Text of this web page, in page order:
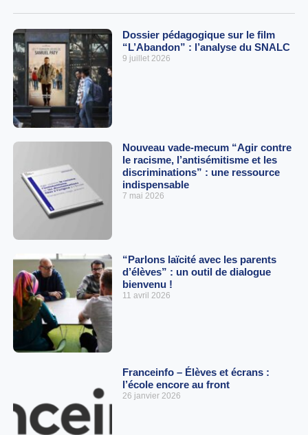
Dossier pédagogique sur le film
“L’Abandon” : l’analyse du SNALC
9 juillet 2026
Nouveau vade-mecum “Agir contre
le racisme, l’antisémitisme et les
discriminations” : une ressource
indispensable
7 mai 2026
“Parlons laïcité avec les parents
d’élèves” : un outil de dialogue
bienvenu !
11 avril 2026
Franceinfo – Élèves et écrans :
l’école encore au front
26 janvier 2026